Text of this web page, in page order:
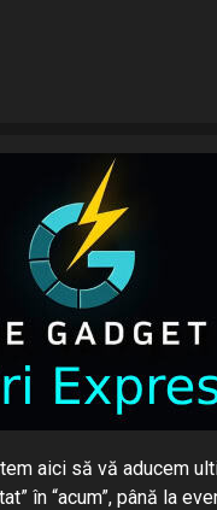
aici să vă aducem
în “acum”, până la